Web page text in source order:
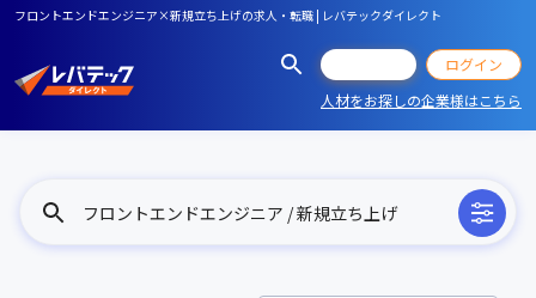
フロントエンドエンジニア×新規立ち上げの求人・転職 | レバテックダイレクト
ログイン
人材をお探しの企業様はこちら
フロントエンドエンジニア / 新規立ち上げ